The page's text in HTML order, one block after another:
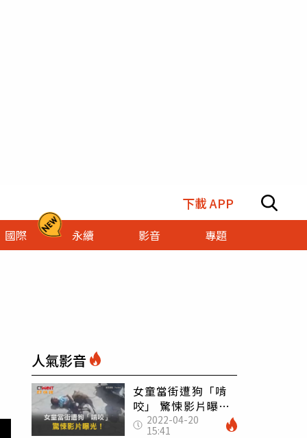
下載 APP
國際 永續 影音 專題
人氣影音
女童當街遭狗「啃
咬」 驚悚影片曝
光！2022-04-20
15:41